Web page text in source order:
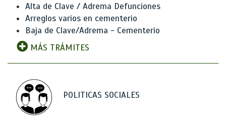
Alta de Clave / Adrema Defunciones
Arreglos varios en cementerio
Baja de Clave/Adrema - Cementerio
MÁS TRÁMITES
POLITICAS SOCIALES